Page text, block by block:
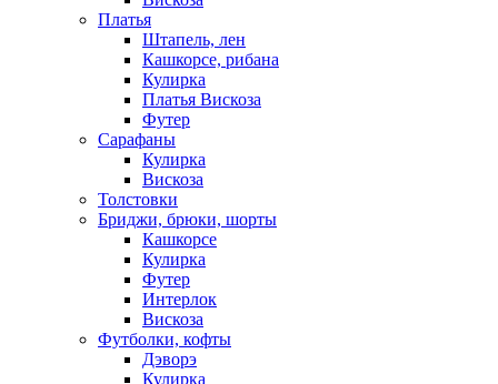
Платья
Штапель, лен
Кашкорсе, рибана
Кулирка
Платья Вискоза
Футер
Сарафаны
Кулирка
Вискоза
Толстовки
Бриджи, брюки, шорты
Кашкорсе
Кулирка
Футер
Интерлок
Вискоза
Футболки, кофты
Дэворэ
Кулирка